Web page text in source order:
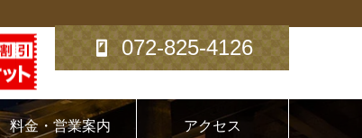
072-825-4126
料金・営業案内 アクセス